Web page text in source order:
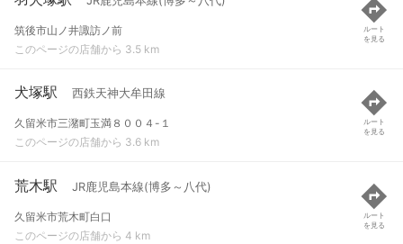
筑後市山ノ井諏訪ノ前
このページの店舗から 3.5 km
ルート
を見る
犬塚駅 西鉄天神大牟田線
久留米市三潴町玉満８００４-１
このページの店舗から 3.6 km
ルート
を見る
荒木駅 JR鹿児島本線(博多～八代)
久留米市荒木町白口
このページの店舗から 4 km
ルート
を見る